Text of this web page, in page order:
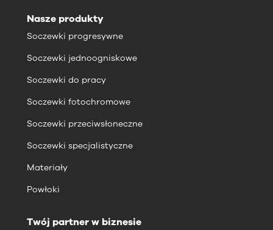
Nasze produkty
Soczewki progresywne
Soczewki jednoogniskowe
Soczewki do pracy
Soczewki fotochromowe
Soczewki przeciwsłoneczne
Soczewki specjalistyczne
Materiały
Powłoki
Twój partner w biznesie